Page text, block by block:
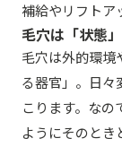
補給やリフトア
毛穴は「状態
毛穴は外的環境
る器官」。日々
こります。なの
ようにそのと